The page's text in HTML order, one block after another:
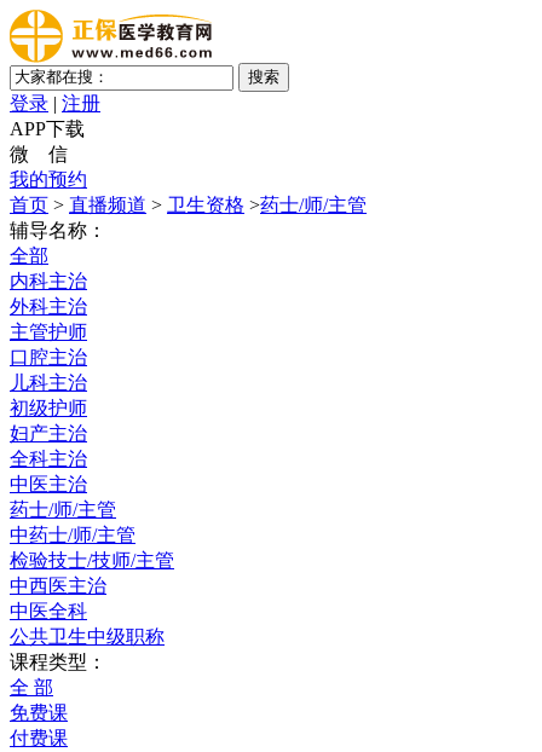
登录 | 注册
APP下载
微 信
我的预约
首页 > 直播频道 > 卫生资格 >药士/师/主管
辅导名称：
全部
内科主治
外科主治
主管护师
口腔主治
儿科主治
初级护师
妇产主治
全科主治
中医主治
药士/师/主管
中药士/师/主管
检验技士/技师/主管
中西医主治
中医全科
公共卫生中级职称
课程类型：
全 部
免费课
付费课